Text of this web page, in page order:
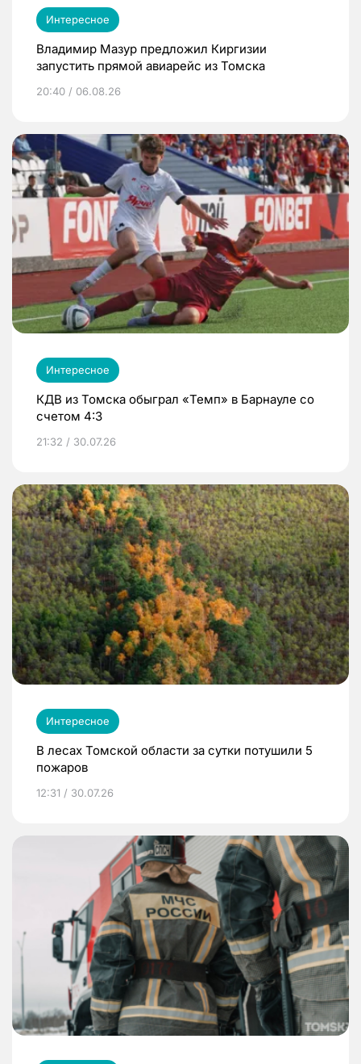
Интересное
Владимир Мазур предложил Киргизии
запустить прямой авиарейс из Томска
20:40 / 06.08.26
Интересное
КДВ из Томска обыграл «Темп» в Барнауле со
счетом 4:3
21:32 / 30.07.26
Интересное
В лесах Томской области за сутки потушили 5
пожаров
12:31 / 30.07.26